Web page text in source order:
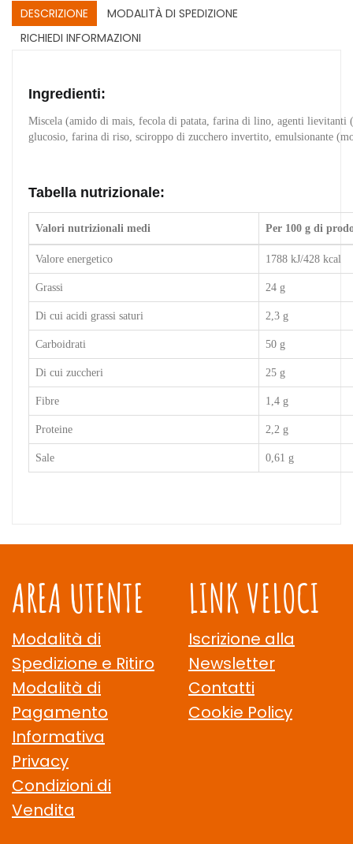
DESCRIZIONE
MODALITÀ DI SPEDIZIONE
RICHIEDI INFORMAZIONI
Ingredienti:
Miscela (amido di mais, fecola di patata, farina di lino, agenti
glucosio, farina di riso, sciroppo di zucchero invertito, emulsionante
Tabella nutrizionale:
Valori nutrizionali medi Per 100 g di
Valore energetico 1788 kJ/428 kcal
Grassi 24 g
Di cui acidi grassi saturi 2,3 g
Carboidrati 50 g
Di cui zuccheri 25 g
Fibre 1,4 g
Proteine 2,2 g
Sale 0,61 g
AREA UTENTE
Modalità di
Spedizione e Ritiro
Modalità di
Pagamento
Informativa
Privacy
Condizioni di
Vendita
LINK VELOCI
Iscrizione alla
Newsletter
Contatti
Cookie Policy